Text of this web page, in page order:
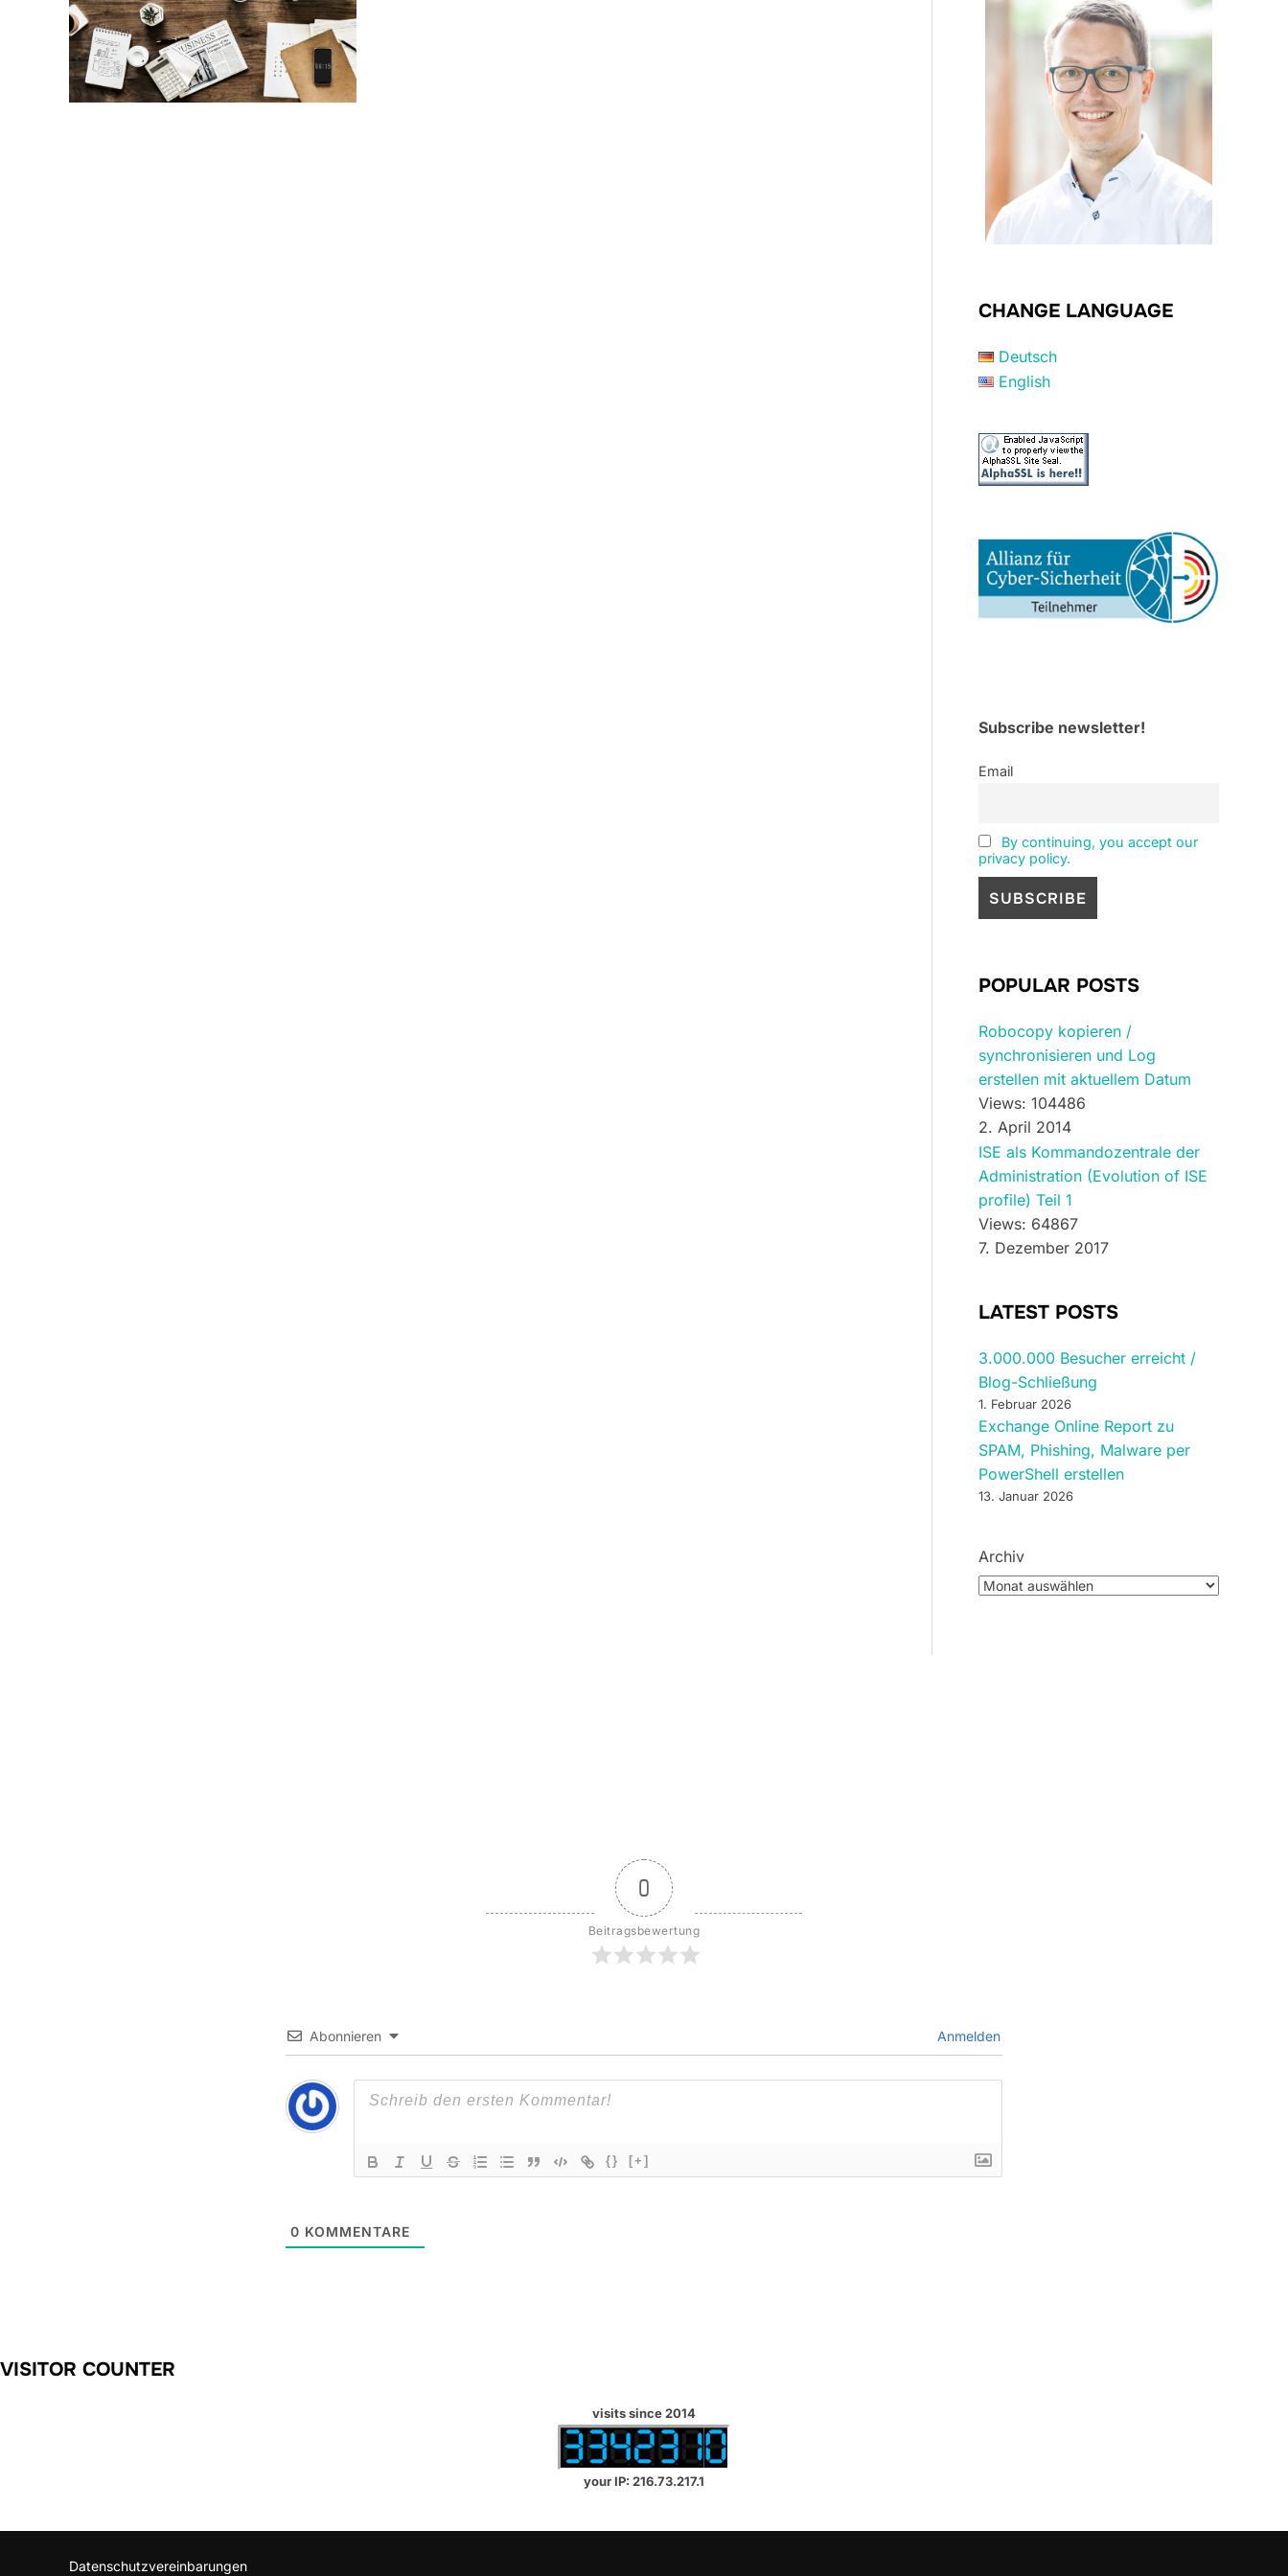
CHANGE LANGUAGE
Deutsch
English
Subscribe newsletter!
Email
By continuing, you accept our
privacy policy.
POPULAR POSTS
Robocopy kopieren /
synchronisieren und Log
erstellen mit aktuellem Datum
Views: 104486
2. April 2014
ISE als Kommandozentrale der
Administration (Evolution of ISE
profile) Teil 1
Views: 64867
7. Dezember 2017
LATEST POSTS
3.000.000 Besucher erreicht /
Blog-Schließung
1. Februar 2026
Exchange Online Report zu
SPAM, Phishing, Malware per
PowerShell erstellen
13. Januar 2026
Archiv
0
Beitragsbewertung
Abonnieren Anmelden
{} [+]
0 KOMMENTARE
VISITOR COUNTER
visits since 2014
your IP: 216.73.217.1
Datenschutzvereinbarungen